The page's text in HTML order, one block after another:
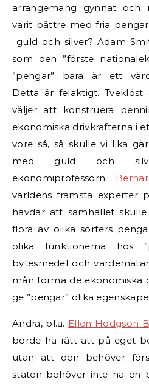
arrangemang gynnat och
varit bättre med fria
guld och silver? Adam
som den ”förste
”pengar” bara är ett
Detta är felaktigt.
väljer att konstruera
ekonomiska drivkrafterna i
vore så, så skulle vi lika
med guld och
ekonomiprofessorn
världens främsta experter
hävdar att samhället
flora av olika sorters
olika funktionerna hos
bytesmedel och
mån forma de ekonomiska
ge ”pengar” olika
Andra, bl.a. Ellen Hodgson
borde ha rätt att på eget
utan att den behöver
staten behöver inte ha en